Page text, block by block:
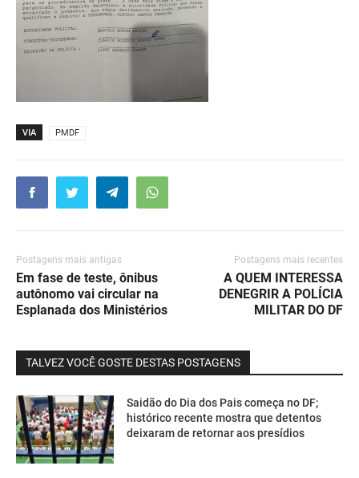
VIA PMDF
Postagens mais antigas
Em fase de teste, ônibus
autônomo vai circular na
Esplanada dos Ministérios
Postagens mais recentes
A QUEM INTERESSA
DENEGRIR A POLÍCIA
MILITAR DO DF
TALVEZ VOCÊ GOSTE DESTAS POSTAGENS
Saidão do Dia dos Pais começa no DF;
histórico recente mostra que detentos
deixaram de retornar aos presídios